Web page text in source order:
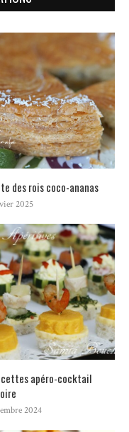
des rois coco-ananas
2025
apéro-cocktail
2024